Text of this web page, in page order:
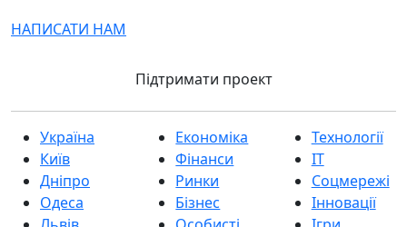
НАПИСАТИ НАМ
Підтримати проект
Україна
Київ
Дніпро
Одеса
Економіка
Фінанси
Ринки
Бізнес
Технології
IT
Соцмережі
Інновації